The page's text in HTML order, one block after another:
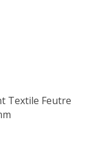
Textile Feutre